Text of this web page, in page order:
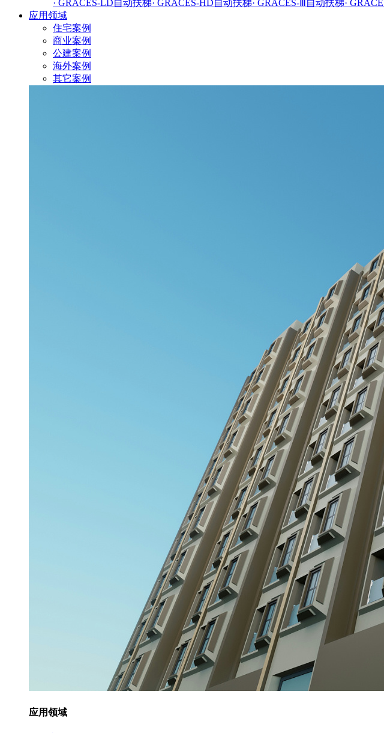
· GRACES-LD自动扶梯· GRACES-HD自动扶梯· GRACES-Ⅲ自动扶梯·
应用领域
住宅案例
商业案例
公建案例
海外案例
其它案例
应用领域